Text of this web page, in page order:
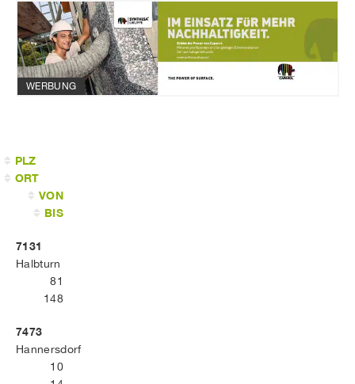
WERBUNG
PLZ
ORT
VON
BIS
7131
Halbturn
81
148
7473
Hannersdorf
10